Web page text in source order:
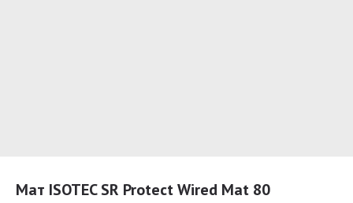
Мат ISOTEC SR Protect Wired Mat 80